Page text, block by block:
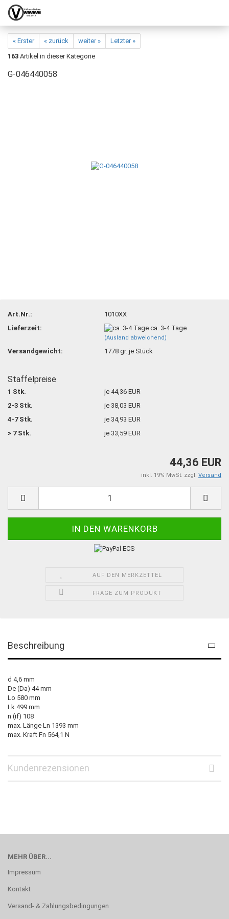
« Erster « zurück weiter »
Letzter »
163 Artikel in dieser Kategorie
G-046440058
Art.Nr.:
1010XX
Lieferzeit:
ca. 3-4 Tage
(Ausland abweichend)
Versandgewicht: 1778 gr. je Stück
Staffelpreise
1 Stk.
je 44,36 EUR
2-3 Stk.
je 38,03 EUR
4-7 Stk.
je 34,93 EUR
> 7 Stk.
je 33,59 EUR
44,36 EUR
inkl. 19% MwSt. zzgl. Versand
AUF DEN MERKZETTEL
FRAGE ZUM PRODUKT
Beschreibung
d 4,6 mm
De (Da) 44 mm
Lo 580 mm
Lk 499 mm
n (if) 108
max. Länge Ln 1393 mm
max. Kraft Fn 564,1 N
Kundenrezensionen
MEHR ÜBER...
Impressum
Kontakt
Versand- & Zahlungsbedingungen